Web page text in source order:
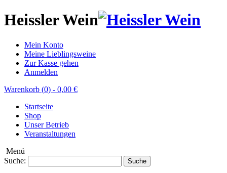
Heissler Wein
Mein Konto
Meine Lieblingsweine
Zur Kasse gehen
Anmelden
Warenkorb (0) - 0,00 €
Startseite
Shop
Unser Betrieb
Veranstaltungen
Menü
Suche:
Suche